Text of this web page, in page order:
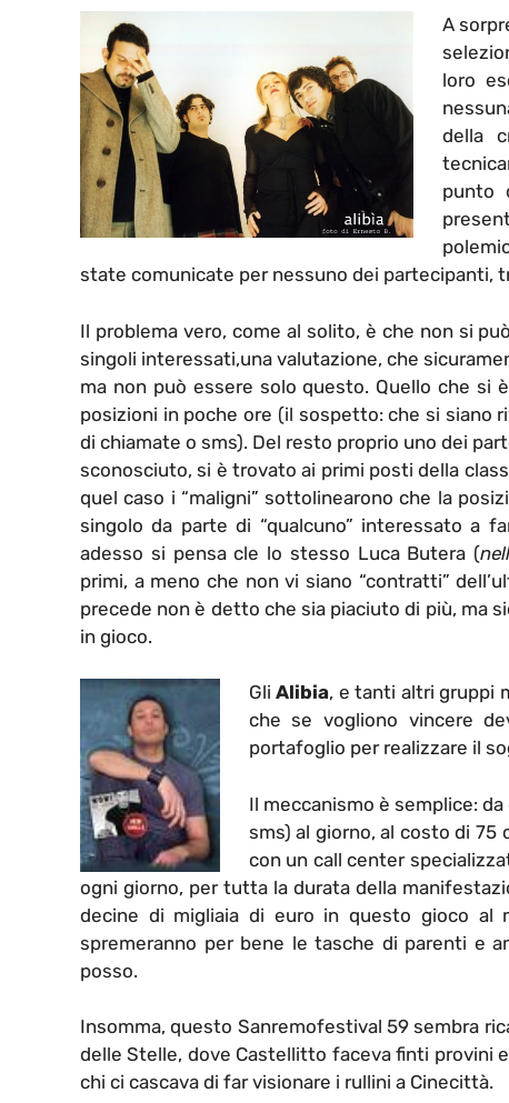
A
loro
della
punto
state comunicate per nessuno dei partecipanti,
Il problema vero, come al solito, è che non si
singoli interessati,una valutazione, che
ma non può essere solo questo. Quello che si
posizioni in poche ore (il sospetto: che si siano
di chiamate o sms). Del resto proprio uno dei
sconosciuto, si è trovato ai primi posti della
quel caso i “maligni” sottolinearono che la
singolo da parte di “qualcuno” interessato a
adesso si pensa cle lo stesso Luca Butera (
primi, a meno che non vi siano “contratti”
precede non è detto che sia piaciuto di più, ma
in gioco.
Gli Alibia, e tanti altri gruppi
che se vogliono vincere
portafoglio per realizzare il
Il meccanismo è semplice:
sms) al giorno, al costo di
con un call center
ogni giorno, per tutta la durata della
decine di migliaia di euro in questo gioco al
spremeranno per bene le tasche di parenti e
posso.
Insomma, questo Sanremofestival 59 sembra
delle Stelle, dove Castellitto faceva finti provini
chi ci cascava di far visionare i rullini a Cinecittà.